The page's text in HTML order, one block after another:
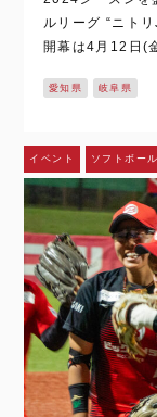
ルリーグ “ニト
開幕は4月12日(
愛知県 岐阜県
イベント ソフトボール